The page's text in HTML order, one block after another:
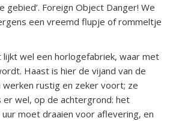
Foreign Object Danger! We
een vreemd flupje of rommeltje
wel een horlogefabriek, waar met
Haast is hier de vijand van de
rustig en zeker voort; ze
wel, op de achtergrond: het
moet draaien voor aflevering, en